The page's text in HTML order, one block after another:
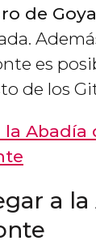
de Goya
es
de los
la Abadía
a